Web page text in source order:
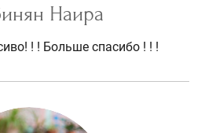
Наира
! ! Больше спасибо ! ! !